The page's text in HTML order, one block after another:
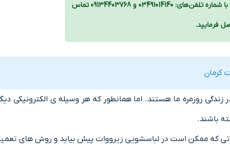
جهت تعمیر ماشین لباسشویی زیرووات کرمان با شماره تلفن‌های: 03491014140 و 09134403768 تماس
فرمایید.
کرمان
روزمره ما هستند. اما همانطور که هر وسیله ی الکترونیکی
باشند.
که ممکن است در لباسشویی زیرووات پیش بیاید و روش های